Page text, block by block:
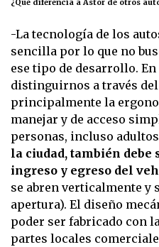
-La tecnología de los
sencilla por lo que no
ese tipo de desarrollo.
distinguirnos a través
principalmente la
manejar y de acceso
personas, incluso
la ciudad, también
ingreso y egreso del
se abren verticalmente y
apertura). El diseño
poder ser fabricado con
partes locales